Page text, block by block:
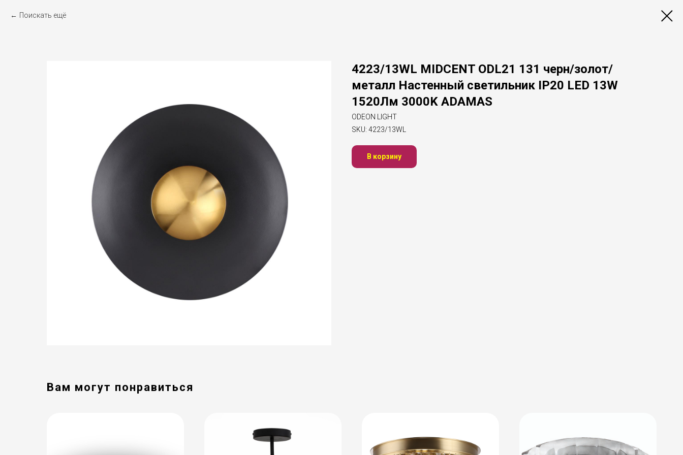
Поискать ещё
4223/13WL MIDCENT ODL21 131 черн/золот/
металл Настенный светильник IP20 LED 13W
1520Лм 3000K ADAMAS
ODEON LIGHT
SKU: 4223/13WL
В корзину
Вам могут понравиться